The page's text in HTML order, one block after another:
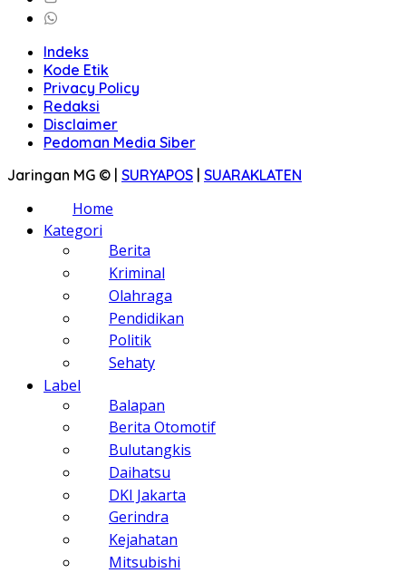
Indeks
Kode Etik
Privacy Policy
Redaksi
Disclaimer
Pedoman Media Siber
Jaringan MG © | SURYAPOS | SUARAKLATEN
Home
Kategori
Berita
Kriminal
Olahraga
Pendidikan
Politik
Sehaty
Label
Balapan
Berita Otomotif
Bulutangkis
Daihatsu
DKI Jakarta
Gerindra
Kejahatan
Mitsubishi